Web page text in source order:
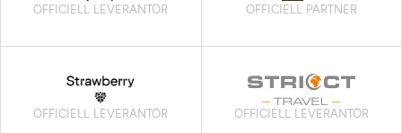
OFFICIELL LEVERANTÖR OFFICIELL PARTNER
OFFICIELL LEVERANTÖR OFFICIELL LEVERANTÖR